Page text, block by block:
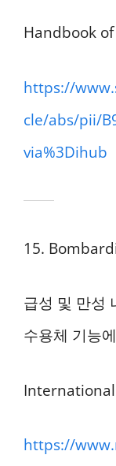
Handbook
https://
cle/abs/pii/
via%3Dihub
15.
급성 및 만성
수용체 기능
International
https://